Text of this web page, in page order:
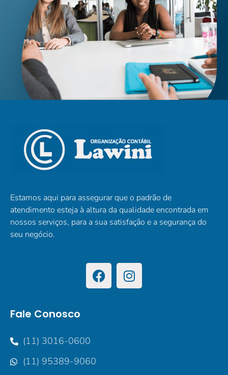
Estamos aqui para assegurar que o padrão de
atendimento esteja à altura da qualidade encontrada em
nossos serviços, para a sua satisfação e a segurança do
seu negócio.
Fale Conosco
(11) 3016-0600
(11) 95389-9060